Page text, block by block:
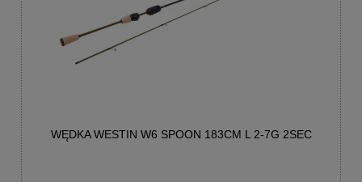
WĘDKA WESTIN W6 SPOON 183CM L 2-7G 2SEC